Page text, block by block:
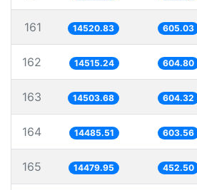
161 14520.83 605.03
162 14515.24 604.80
163 14503.68 604.32
164 14485.51 603.56
165 14479.95 452.50